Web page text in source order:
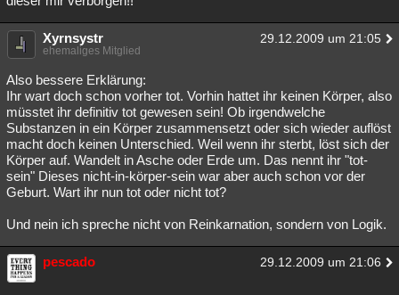
Besucht Teilgenommen Alle Neue Geschlossen
Lesenswert Schlüsselwörter
Xyrnsystr 29.12.2009 um 21:05
ehemaliges Mitglied
Also bessere Erklärung:
Ihr wart doch schon vorher tot. Vorhin hattet ihr keinen Körper, also
müsstet ihr definitiv tot gewesen sein! Ob irgendwelche
Substanzen in ein Körper zusammensetzt oder sich wieder auflöst
macht doch keinen Unterschied. Weil wenn ihr sterbt, löst sich der
Körper auf. Wandelt in Asche oder Erde um. Das nennt ihr "tot-
sein" Dieses nicht-in-körper-sein war aber auch schon vor der
Geburt. Wart ihr nun tot oder nicht tot?
Und nein ich spreche nicht von Reinkarnation, sondern von Logik.
pescado 29.12.2009 um 21:06